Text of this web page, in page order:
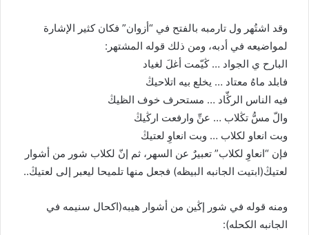
وقد اشتُهر ول تارمبه بالفتح في “أزوان” فكان كثير الإشارة
لمواضيعه في أدبه، ومن ذلك قوله المشتهر:
البارح ي الجواد … ڭيّمت أغلَ لغياد
فابلد ماهُ معتاد … يخلع بيه اتلاحيڭ
فيه الناس الرڭّاد … مستحرف خوف الظيڭ
والّ مسُّ تڭلاب … عنِّ وارفعت ارڭيڭ
وبت انعاو لكلاب … وبت انعاوِ لعتيڭ
فإن “انعاوِ لكلاب” تعبيرٌ عن السهر، ثم إنّ لكلاب شور من أشوار
لعتيڭ(ابتيت الجانبه البيظه) فجعل منها تلميحا ليعبر إلى لعتيڭ..
ومنه قوله في شور إڭين من أشوار هيبه(اكحال سنيمه في
الجانبه الكحله):